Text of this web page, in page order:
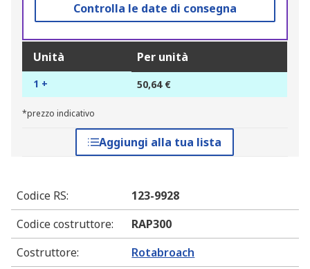
Controlla le date di consegna
Unità Per unità
1 + 50,64 €
*prezzo indicativo
Aggiungi alla tua lista
Codice RS:
123-9928
Codice costruttore:
RAP300
Costruttore: Rotabroach